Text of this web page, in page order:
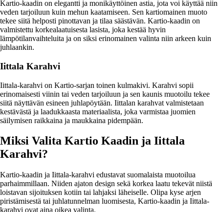
Kartio-kaadin on elegantti ja monikäyttöinen astia, jota voi käyttää niin
veden tarjoiluun kuin mehun kaatamiseen. Sen kartiomainen muoto
tekee siitä helposti pinottavan ja tilaa säästävän. Kartio-kaadin on
valmistettu korkealaatuisesta lasista, joka kestää hyvin
lämpötilanvaihteluita ja on siksi erinomainen valinta niin arkeen kuin
juhlaankin.
Iittala Karahvi
Iittala-karahvi on Kartio-sarjan toinen kulmakivi. Karahvi sopii
erinomaisesti viinin tai veden tarjoiluun ja sen kaunis muotoilu tekee
siitä näyttävän esineen juhlapöytään. Iittalan karahvat valmistetaan
kestävästä ja laadukkaasta materiaalista, joka varmistaa juomien
säilymisen raikkaina ja maukkaina pidempään.
Miksi Valita Kartio Kaadin ja Iittala
Karahvi?
Kartio-kaadin ja Iittala-karahvi edustavat suomalaista muotoilua
parhaimmillaan. Niiden ajaton design sekä korkea laatu tekevät niistä
loistavan sijoituksen kotiin tai lahjaksi läheiselle. Olipa kyse arjen
piristämisestä tai juhlatunnelman luomisesta, Kartio-kaadin ja Iittala-
karahvi ovat aina oikea valinta.